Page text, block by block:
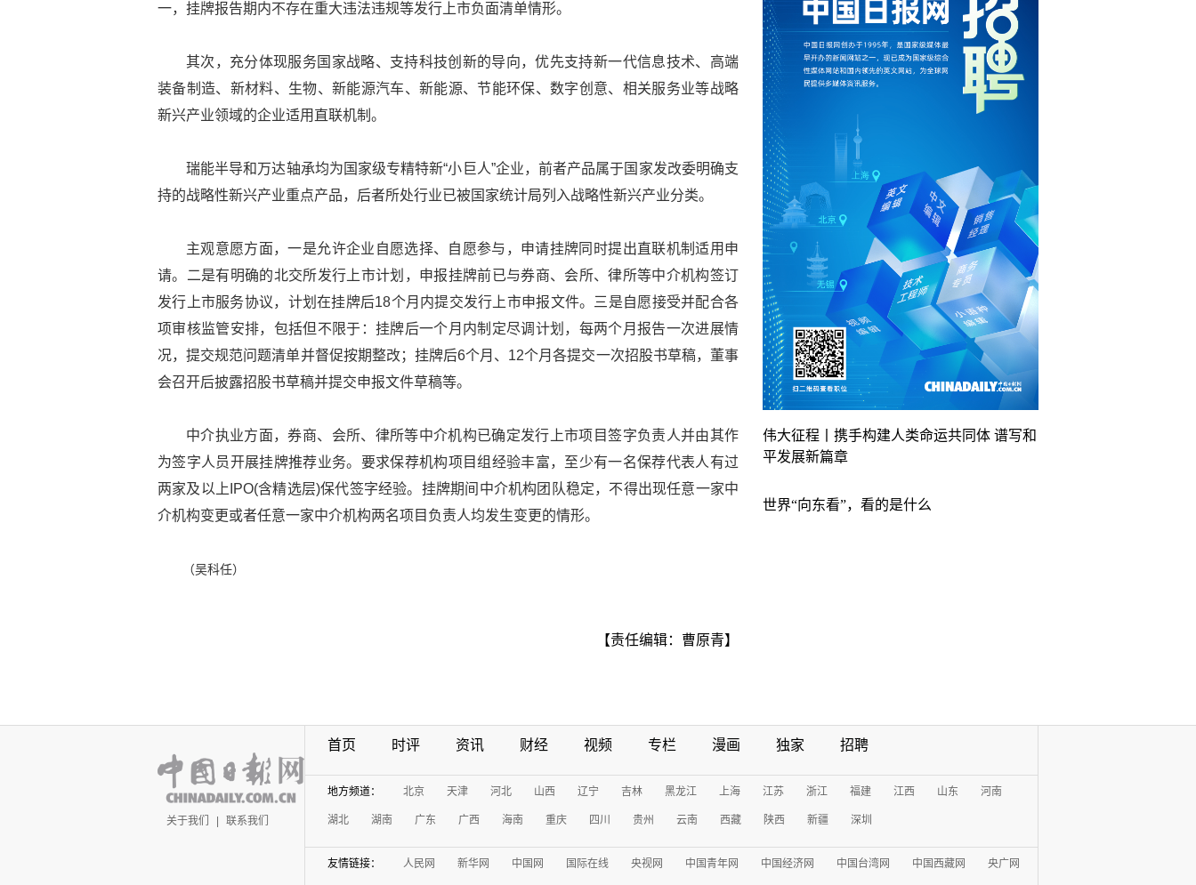
一，挂牌报告期内不存在重大违法违规等发行上市负面清单情形。
其次，充分体现服务国家战略、支持科技创新的导向，优先支持新一代信息技术、高端
装备制造、新材料、生物、新能源汽车、新能源、节能环保、数字创意、相关服务业等战略
新兴产业领域的企业适用直联机制。
瑞能半导和万达轴承均为国家级专精特新“小巨人”企业，前者产品属于国家发改委明确支
持的战略性新兴产业重点产品，后者所处行业已被国家统计局列入战略性新兴产业分类。
主观意愿方面，一是允许企业自愿选择、自愿参与，申请挂牌同时提出直联机制适用申
请。二是有明确的北交所发行上市计划，申报挂牌前已与券商、会所、律所等中介机构签订
发行上市服务协议，计划在挂牌后18个月内提交发行上市申报文件。三是自愿接受并配合各
项审核监管安排，包括但不限于：挂牌后一个月内制定尽调计划，每两个月报告一次进展情
况，提交规范问题清单并督促按期整改；挂牌后6个月、12个月各提交一次招股书草稿，董事
会召开后披露招股书草稿并提交申报文件草稿等。
中介执业方面，券商、会所、律所等中介机构已确定发行上市项目签字负责人并由其作
为签字人员开展挂牌推荐业务。要求保荐机构项目组经验丰富，至少有一名保荐代表人有过
两家及以上IPO(含精选层)保代签字经验。挂牌期间中介机构团队稳定，不得出现任意一家中
介机构变更或者任意一家中介机构两名项目负责人均发生变更的情形。
（吴科任）
【责任编辑：曹原青】
伟大征程丨携手构建人类命运共同体 谱写和
平发展新篇章
世界“向东看”，看的是什么
关于我们 | 联系我们
首页 时评 资讯 财经 视频 专栏 漫画 独家 招聘
地方频道： 北京 天津 河北 山西 辽宁 吉林 黑龙江 上海 江苏 浙江 福建 江西 山东 河南
湖北 湖南 广东 广西 海南 重庆 四川 贵州 云南 西藏 陕西 新疆 深圳
友情链接： 人民网 新华网 中国网 国际在线 央视网 中国青年网 中国经济网 中国台湾网 中国西藏网 央广网